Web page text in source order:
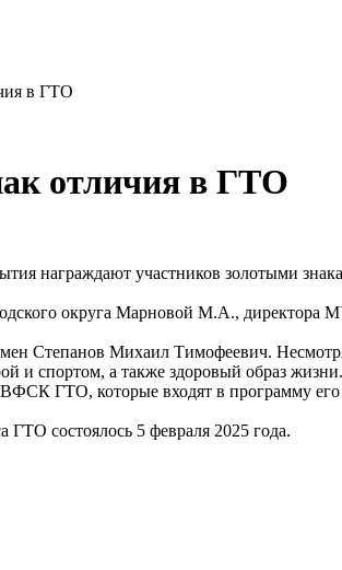
в ГТО
отличия в ГТО
награждают участников золотыми
округа Марновой М.А.,
Степанов Михаил Тимофеевич.
и спортом, а также здоровый образ жизни.
ГТО, которые входят в программу его
состоялось 5 февраля 2025 года.